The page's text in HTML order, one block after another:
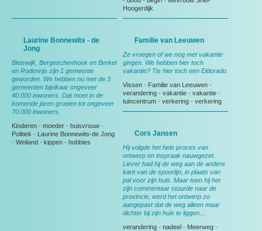
Hoogerdijk
Laurine Bonnewits - de
Jong
Bleiswijk, Bergeschenhoek en Berkel
en Rodenrijs zijn 1 gemeente
geworden. We hebben nu met de 3
gemeenten bijelkaar ongeveer
40.000 inwoners. Dat moet in de
komende jaren groeien tot ongeveer
70.000 inwoners.
Kinderen - moeder - huisvrouw -
Politiek - Laurine Bonnewits-de Jong
- Weiland - kippen - hobbies
Familie van Leeuwen
Ze vroegen of we nog met vakantie
gingen. We hebben hier toch
vakantie? Tis hier toch een Eldorado.
Vissen - Familie van Leeuwen -
verandering - vakantie - vakantie -
tuincentrum - verkering - verkering
Cors Jansen
Hij volgde het hele proces van
ontwerp en inspraak nauwgezet.
Liever had hij de weg aan de andere
kant van de spoorlijn, in plaats van
pal voor zijn huis. Maar toen hij het
zijn commentaar stuurde naar de
provincie, werd het ontwerp zo
aangepast dat de weg alleen maar
dichter bij zijn huis te liggen....
verandering - nadeel - Meerweg -